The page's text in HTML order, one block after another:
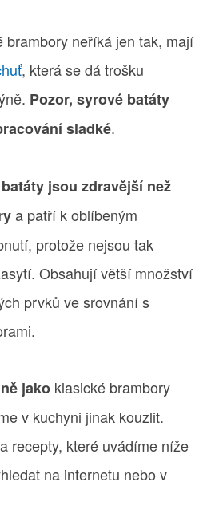
brambory neříká jen tak, mají
, která se dá trošku
Pozor, syrové batáty
sladké.
batáty jsou zdravější než
a patří k oblíbeným
protože nejsou tak
Obsahují větší množství
prvků ve srovnání s
jako klasické brambory
v kuchyni jinak kouzlit.
recepty, které uvádíme níže
na internetu nebo v